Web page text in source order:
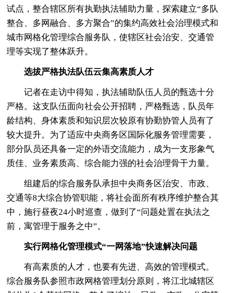
试点，整合辖区所有执勤执法辅助力量，探索建立“多队
整合、多网融合、多方聚合”的集约高效社会治理模式和
城市网格化管理综合服务队，使辖区社会治安、交通管
理等实现了整体跃升。
选拔严格执法队伍云集高素质人才
记者在走访中得知，执法辅助队伍人员的甄选十分
严格。这支队伍面向社会公开招聘，严格甄选，队员年
龄结构、身体素质和知识层次较原有协勤协管人员有了
较大提升。为了适应中央商务区国际化服务管理需要，
部分队员还具备一定的外语交流能力，成为一支形象气
质佳、业务素质高、综合能力强的社会治理骨干力量。
组建后的综合服务队承担中央商务区治安、市政、
交通等8大综合协管职能，将社会面所有秩序维护整合其
中，施行昼夜24小时巡查，做到了“问题处置在执法之
前，寓管理于服务之中”。
实行网格化管理模式“一网落地”快速解决问题
有高素质的人才，也要有先进、高效的管理模式。
综合服务队参照市政网格管理划分原则，将江北城辖区